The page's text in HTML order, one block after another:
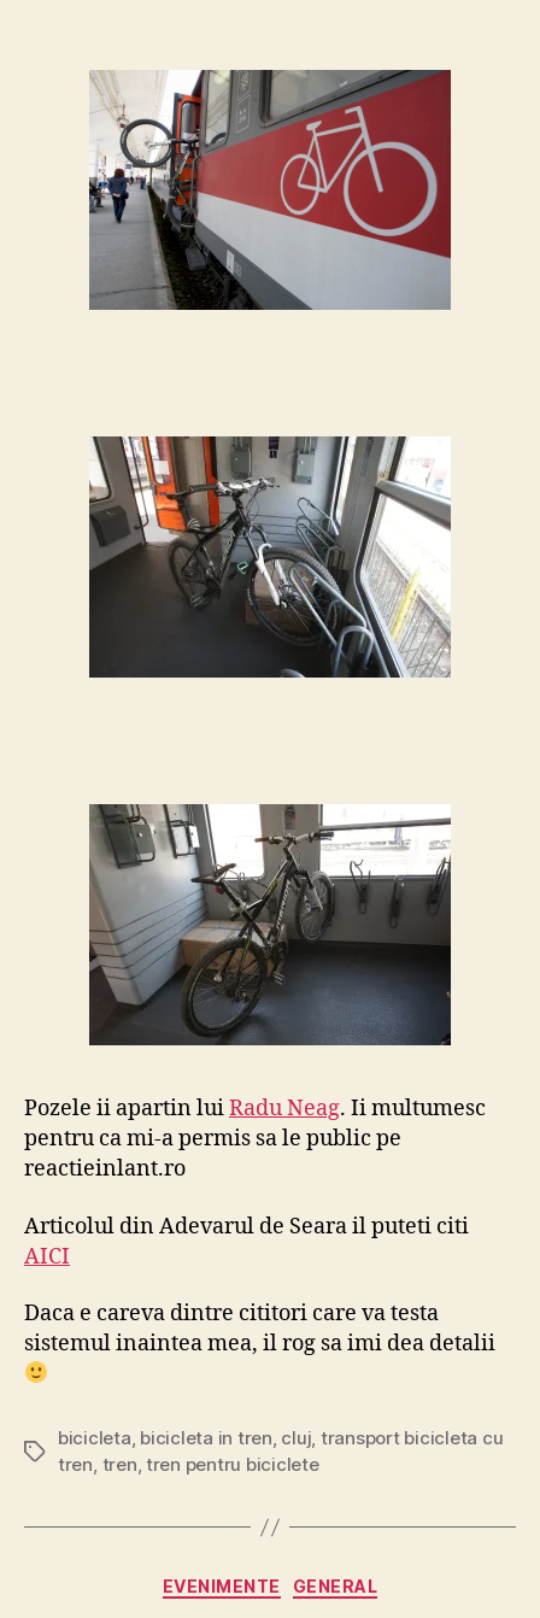
Pozele ii apartin luiRadu Neag. Ii multumesc
pentru ca mi-a permis sa le public pe
reactieinlant.ro
Articolul din Adevarul de Seara il puteti citi
AICI
Daca e careva dintre cititori care va testa
sistemul inaintea mea, il rog sa imi dea detalii
Tags
bicicleta, bicicleta in tren, cluj, transport bicicleta cu
tren, tren, tren pentru biciclete
Categories
EVENIMENTE GENERAL